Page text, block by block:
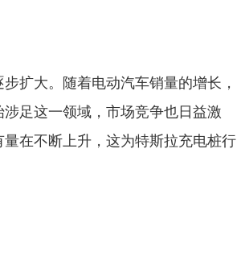
扩大。随着电动汽车销量的增长，
足这一领域，市场竞争也日益激
在不断上升，这为特斯拉充电桩行